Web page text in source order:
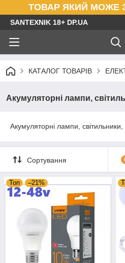
ТОВАР ЯКИЙ МОЖЕ
SANTEXNIK 18+ DP.UA
КАТАЛОГ ТОВАРІВ
Акумуляторні лампи,
Акумуляторні лампи, світильники,
Сортування
Топ –21%